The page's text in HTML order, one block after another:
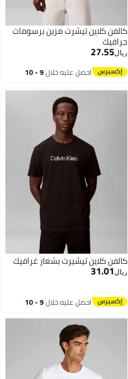
كالفن كلاين تيشرت مزين برسومات
جرافيك
ريال27.55
احصل عليه خلال 9 - 10
كالفن كلاين تيشيرت بشعار غرافيك
ريال 31.01
احصل عليه خلال 9 - 10